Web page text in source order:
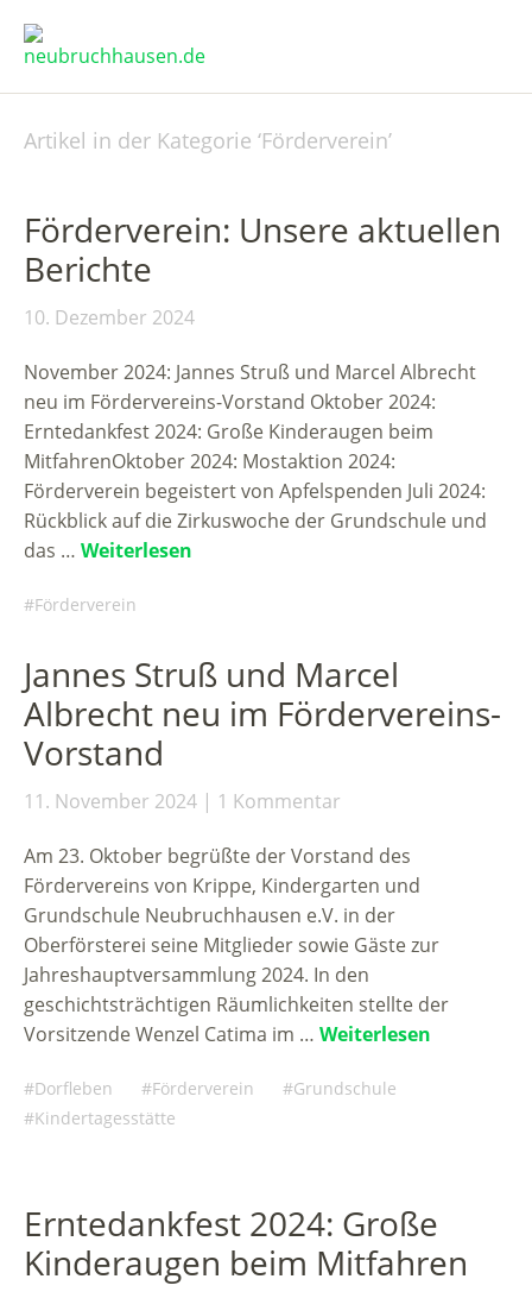
Artikel in der Kategorie ‘Förderverein’
Förderverein: Unsere aktuellen
Berichte
10. Dezember 2024
November 2024: Jannes Struß und Marcel Albrecht
neu im Fördervereins-Vorstand Oktober 2024:
Erntedankfest 2024: Große Kinderaugen beim
MitfahrenOktober 2024: Mostaktion 2024:
Förderverein begeistert von Apfelspenden Juli 2024:
Rückblick auf die Zirkuswoche der Grundschule und
das … Weiterlesen
Förderverein
Jannes Struß und Marcel
Albrecht neu im Fördervereins-
Vorstand
11. November 2024 1 Kommentar
Am 23. Oktober begrüßte der Vorstand des
Fördervereins von Krippe, Kindergarten und
Grundschule Neubruchhausen e.V. in der
Oberförsterei seine Mitglieder sowie Gäste zur
Jahreshauptversammlung 2024. In den
geschichtsträchtigen Räumlichkeiten stellte der
Vorsitzende Wenzel Catima im … Weiterlesen
Dorfleben Förderverein
Grundschule
Kindertagesstätte
Erntedankfest 2024: Große
Kinderaugen beim Mitfahren